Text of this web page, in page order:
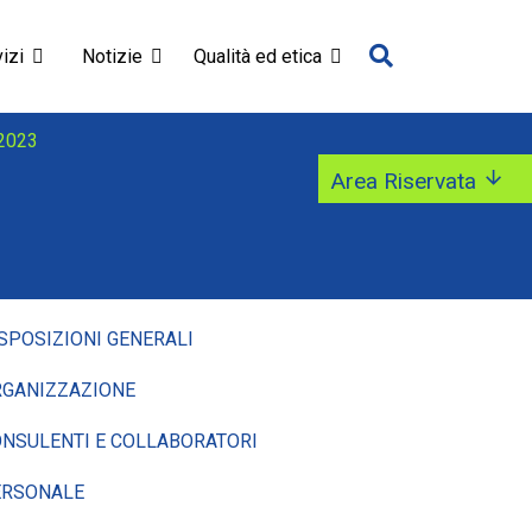
Notizie Qualità ed etica
GENERALI
E COLLABORATORI
Area Riservata